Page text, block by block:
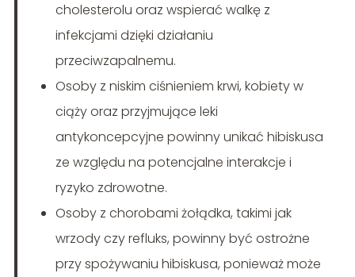
cholesterolu oraz wspierać walkę z
infekcjami dzięki działaniu
przeciwzapalnemu.
Osoby z niskim ciśnieniem krwi, kobiety w
ciąży oraz przyjmujące leki
antykoncepcyjne powinny unikać hibiskusa
ze względu na potencjalne interakcje i
ryzyko zdrowotne.
Osoby z chorobami żołądka, takimi jak
wrzody czy refluks, powinny być ostrożne
przy spożywaniu hibiskusa, ponieważ może